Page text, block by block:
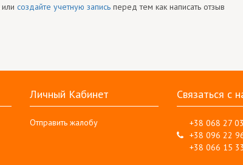
или создайте учетную запись перед тем как написать отзыв
Личный Кабинет
Отправить жалобу
Связаться с
+38 068 27
+38 096 22
+38 066 15